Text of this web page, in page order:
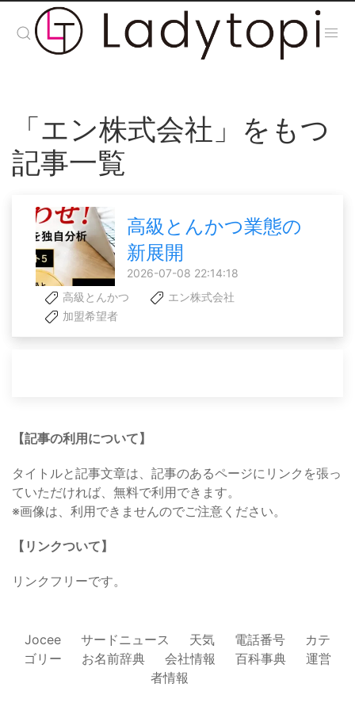
「エン株式会社」をもつ
記事一覧
高級とんかつ業態の
新展開
2026-07-08 22:14:18
高級とんかつ
エン株式会社
加盟希望者
【記事の利用について】
タイトルと記事文章は、記事のあるページにリンクを張っ
ていただければ、無料で利用できます。
※画像は、利用できませんのでご注意ください。
【リンクついて】
リンクフリーです。
Jocee サードニュース 天気 電話番号
カテ
ゴリー
お名前辞典 会社情報 百科事典
運営
者情報